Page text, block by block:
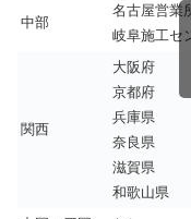
中部
名古屋営業
岐阜施工セ
関西
大阪府
京都府
兵庫県
奈良県
滋賀県
和歌山県